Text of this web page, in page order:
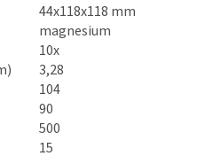
44x118x118 mm
magnesium
10x
3,28
104
90
500
15